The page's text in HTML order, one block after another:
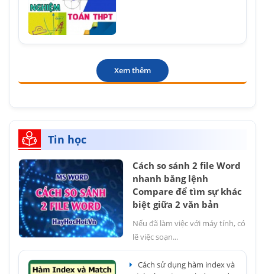
Xem thêm
Tin học
Cách so sánh 2 file Word
nhanh bằng lệnh
Compare để tìm sự khác
biệt giữa 2 văn bản
Nếu đã làm việc với máy tính, có
lẽ việc soạn...
Cách sử dụng hàm index và